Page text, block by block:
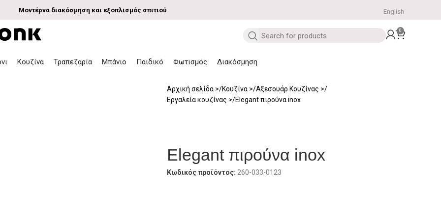
Μοντέρνα διακόσμηση και εξοπλισμός σπιτιού English
0
Κουζίνα Τραπεζαρία Μπάνιο Παιδικό Φωτισμός Διακόσμηση
Αρχική σελίδα Κουζίνα
Αξεσουάρ Κουζίνας
Εργαλεία κουζίνας
Elegant πιρούνα inox
Elegant πιρούνα inox
Κωδικός προϊόντος: 260-033-0123